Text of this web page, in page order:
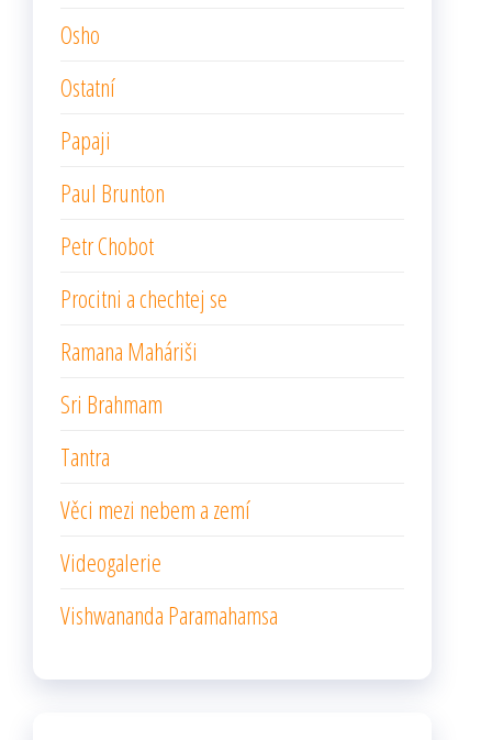
Osho
Ostatní
Papaji
Paul Brunton
Petr Chobot
Procitni a chechtej se
Ramana Maháriši
Sri Brahmam
Tantra
Věci mezi nebem a zemí
Videogalerie
Vishwananda Paramahamsa